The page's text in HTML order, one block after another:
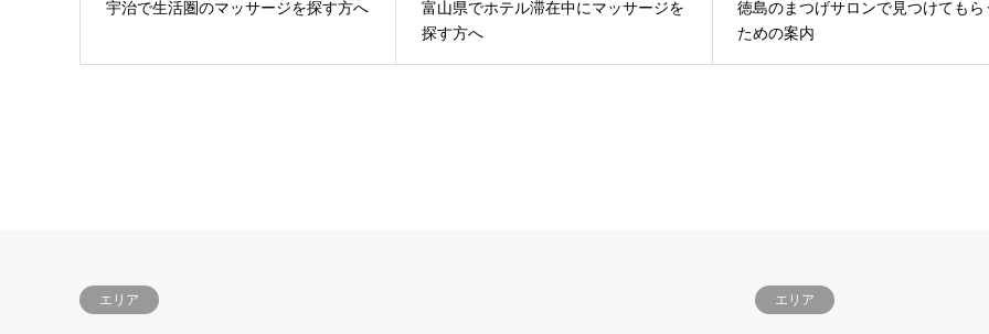
宇治で生活圏のマッサージを探す方へ
富山県でホテル滞在中にマッサージを
探す方へ
徳島のまつげサロンで見つけてもら
ための案内
エリア エリア